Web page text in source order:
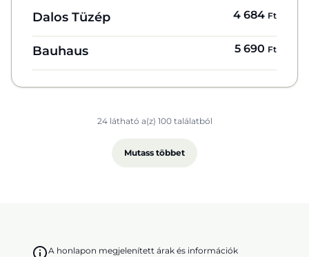
Dalos Tüzép 4 684 Ft
Bauhaus 5 690 Ft
24 látható a(z) 100 találatból
Mutass többet
A honlapon megjelenített árak és információk